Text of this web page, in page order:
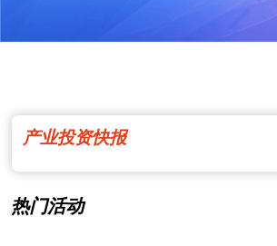
产业投资快报
热门活动